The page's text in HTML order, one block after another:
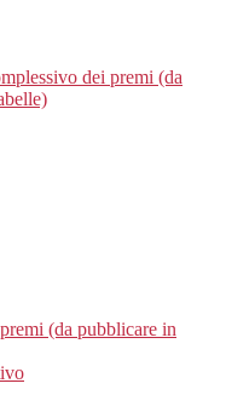
dei premi (da
(da pubblicare in